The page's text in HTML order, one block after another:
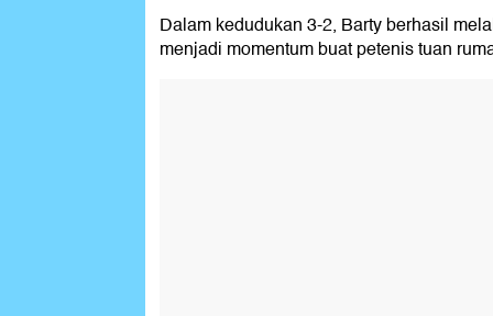
Dalam kedudukan 3-2, Barty berhasil
menjadi momentum buat petenis tuan